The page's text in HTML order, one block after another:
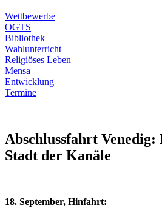
Wettbewerbe
OGTS
Bibliothek
Wahlunterricht
Religiöses Leben
Mensa
Entwicklung
Termine
Abschlussfahrt Venedig:
Stadt der Kanäle
18. September, Hinfahrt: